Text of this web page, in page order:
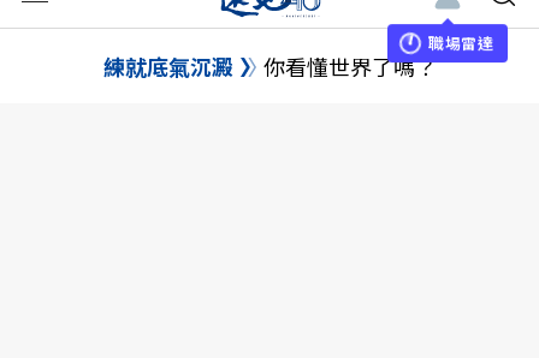
職場雷達
練就底氣沉澱 你看懂世界了嗎？